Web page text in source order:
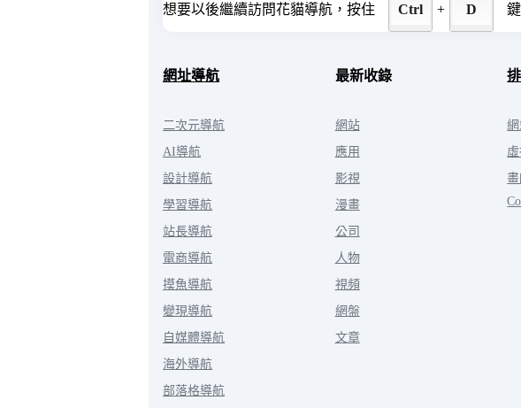
想要以後繼續訪問花貓導航，按住 Ctrl + D
網址導航
二次元導航
AI導航
設計導航
學習導航
站長導航
電商導航
摸魚導航
變現導航
自媒體導航
海外導航
部落格導航
最新收錄
網站
應用
影視
漫畫
公司
人物
視頻
網盤
文章
畫